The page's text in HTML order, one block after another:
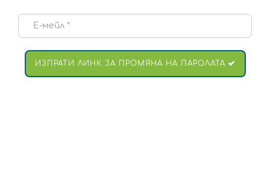
ИЗПРАТИ ЛИНК ЗА ПРОМЯНА НА ПАРОЛАТА